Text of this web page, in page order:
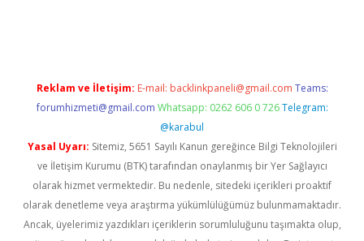
Reklam ve İletişim: E-mail: backlinkpaneli@gmail.com Teams:
forumhizmeti@gmail.com Whatsapp: 0262 606 0 726 Telegram:
@karabul
Yasal Uyarı: Sitemiz, 5651 Sayılı Kanun gereğince Bilgi Teknolojileri
ve İletişim Kurumu (BTK) tarafından onaylanmış bir Yer Sağlayıcı
olarak hizmet vermektedir. Bu nedenle, sitedeki içerikleri proaktif
olarak denetleme veya araştırma yükümlülüğümüz bulunmamaktadır.
Ancak, üyelerimiz yazdıkları içeriklerin sorumluluğunu taşımakta olup,